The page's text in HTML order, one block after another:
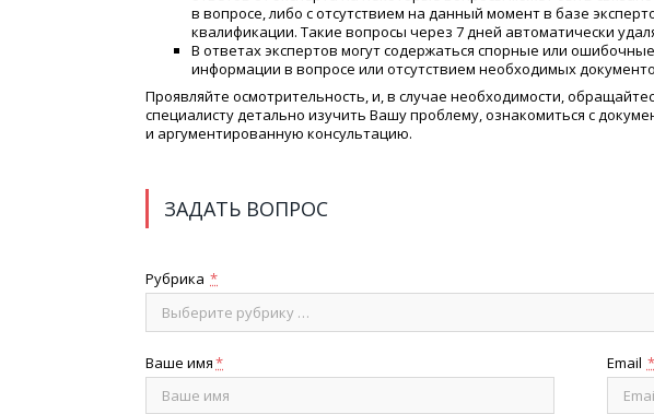
в вопросе, либо с отсутствием на данный момент в базе
квалификации. Такие вопросы через 7 дней автоматически
В ответах экспертов могут содержаться спорные или
информации в вопросе или отсутствием необходимых
Проявляйте осмотрительность, и, в случае необходимости,
специалисту детально изучить Вашу проблему, ознакомиться с
и аргументированную консультацию.
ЗАДАТЬ ВОПРОС
Рубрика *
Выберите рубрику …
Ваше имя* Email *